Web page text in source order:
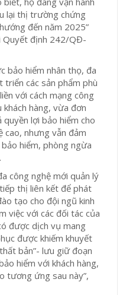
lại thị trường chứng
đến năm 2025”
định 242/QĐ-
bảo hiểm nhân thọ, đa
các sản phẩm phù
với cách mạng công
hàng, vừa đơn
lợi bảo hiểm cho
cao, nhưng vẫn đảm
hiểm, phòng ngừa
công nghệ mới quản lý
thị liên kết để phát
tạo cho đội ngũ kinh
việc với các đối tác của
được dịch vụ mang
được khiếm khuyết
bản”- lưu giữ đoạn
hiểm với khách hàng,
tương ứng sau này”,